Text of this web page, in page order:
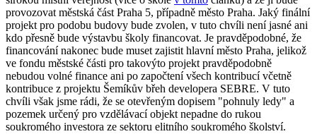
provozovat městská část Praha 5, případně město Praha. Jaký finální
projekt pro podobu budovy bude zvolen, v tuto chvíli není jasné ani
kdo přesně bude výstavbu školy financovat. Je pravděpodobné, že
financování nakonec bude muset zajistit hlavní město Praha, jelikož
ve fondu městské části pro takovýto projekt pravděpodobně
nebudou volné finance ani po započtení všech kontribucí včetně
kontribuce z projektu Šemíkův břeh developera SEBRE. V tuto
chvíli však jsme rádi, že se otevřeným dopisem "pohnuly ledy" a
pozemek určený pro vzdělávací objekt nepadne do rukou
soukromého investora ze sektoru elitního soukromého školství.